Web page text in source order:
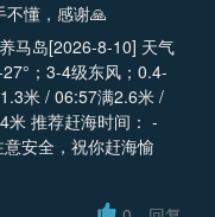
不懂，感谢🙏
养马岛[2026-8-10] 天气
；3-4级东风；0.4-
米 / 06:57满2.6米 /
米 推荐赶海时间： -
安全，祝你赶海愉